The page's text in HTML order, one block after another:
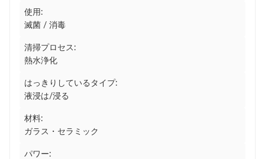
使用:
滅菌 / 消毒
清掃プロセス:
熱水浄化
はっきりしているタイプ:
液浸は/浸る
材料:
ガラス・セラミック
パワー: